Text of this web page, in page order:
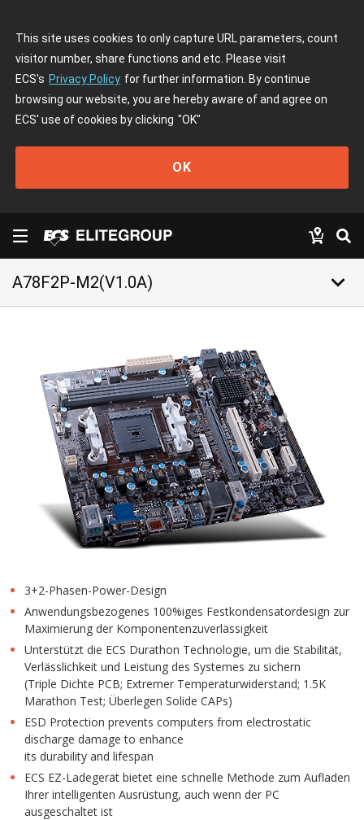
This site uses cookies to only capture URL parameters, count
visitor number, share functions and etc. Please visit
ECS's Privacy Policy for further information. By continue
browsing our website, you are hereby aware of and agree on
ECS' use of cookies by clicking "OK"
OK
A78F2P-M2(V1.0A) keyboard_arrow_down
3+2-Phasen-Power-Design
Anwendungsbezogenes 100%iges Festkondensatordesign zur
Maximierung der Komponentenzuverlässigkeit
Unterstützt die ECS Durathon Technologie, um die Stabilität,
Verlässlichkeit und Leistung des Systemes zu sichern
(Triple Dichte PCB; Extremer Temperaturwiderstand; 1.5K
Marathon Test; Überlegen Solide CAPs)
ESD Protection prevents computers from electrostatic
discharge damage to enhance
its durability and lifespan
ECS EZ-Ladegerät bietet eine schnelle Methode zum Aufladen
Ihrer intelligenten Ausrüstung, auch wenn der PC
ausgeschaltet ist